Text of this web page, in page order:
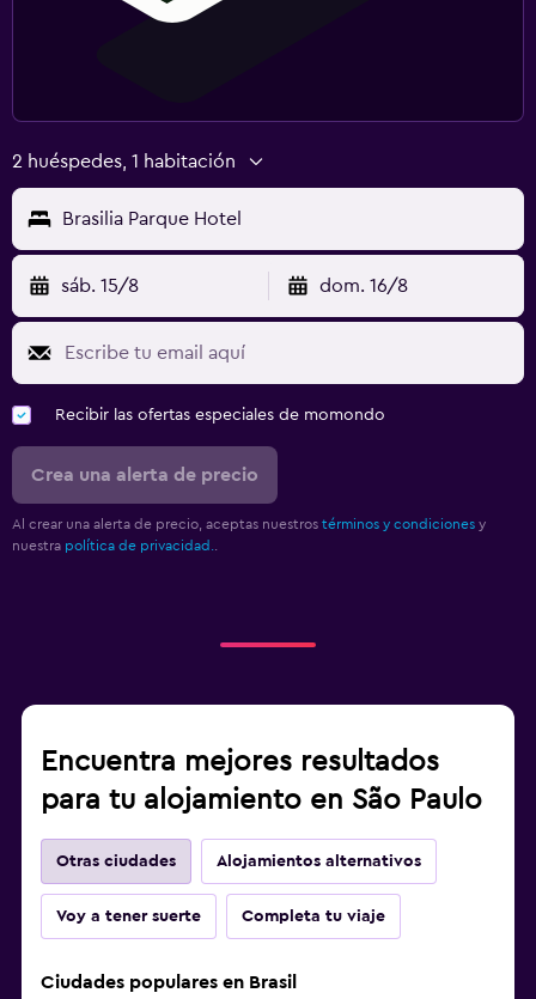
2 huéspedes, 1 habitación
Brasilia Parque Hotel
sáb. 15/8 dom. 16/8
Recibir las ofertas especiales de momondo
Crea una alerta de precio
Al crear una alerta de precio, aceptas nuestros términos y condiciones y
nuestra política de privacidad.
Encuentra mejores resultados
para tu alojamiento en São Paulo
Otras ciudades Alojamientos alternativos
Voy a tener suerte Completa tu viaje
Ciudades populares en Brasil